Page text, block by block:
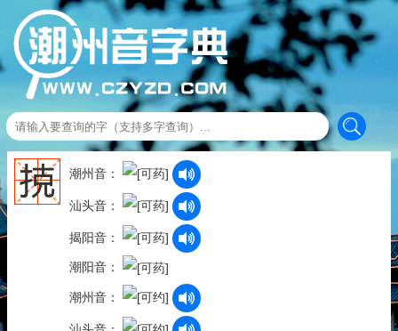
𢭪 潮州音：
汕头音：
揭阳音：
潮阳音：
潮州音：